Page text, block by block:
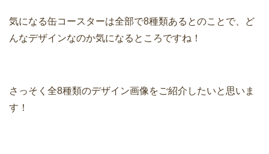
気になる缶コースターは全部で8種類あるとのことで、ど
んなデザインなのか気になるところですね！
さっそく全8種類のデザイン画像をご紹介したいと思いま
す！